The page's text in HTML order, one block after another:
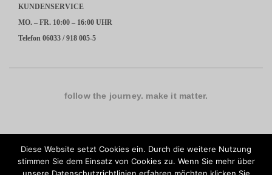
KUNDENSERVICE
MO. – FR. 10:00 – 16:00 UHR
Telefon 06033 / 918 005-5
follow the journey. make it matter.
Diese Website setzt Cookies ein. Durch die weitere Nutzung
stimmen Sie dem Einsatz von Cookies zu. Wenn Sie mehr über